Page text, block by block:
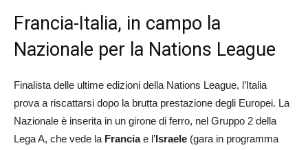
Francia-Italia, in campo la
Nazionale per la Nations League
Finalista delle ultime edizioni della Nations League, l’Italia
prova a riscattarsi dopo la brutta prestazione degli Europei. La
Nazionale è inserita in un girone di ferro, nel Gruppo 2 della
Lega A, che vede la Franciae l’Israele (gara in programma